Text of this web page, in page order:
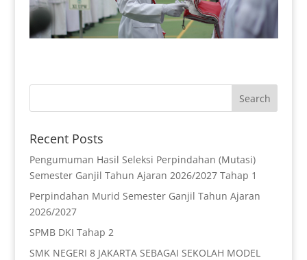
Recent Posts
Pengumuman Hasil Seleksi Perpindahan (Mutasi)
Semester Ganjil Tahun Ajaran 2026/2027 Tahap 1
Perpindahan Murid Semester Ganjil Tahun Ajaran
2026/2027
SPMB DKI Tahap 2
SMK NEGERI 8 JAKARTA SEBAGAI SEKOLAH MODEL